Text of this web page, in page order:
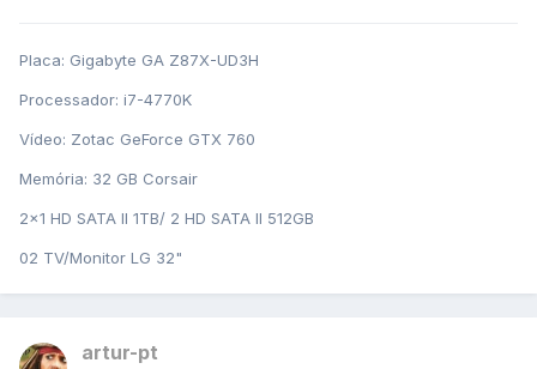
Placa: Gigabyte GA Z87X-UD3H
Processador: i7-4770K
Vídeo: Zotac GeForce GTX 760
Memória: 32 GB Corsair
2x1 HD SATA II 1TB/ 2 HD SATA II 512GB
02 TV/Monitor LG 32"
artur-pt